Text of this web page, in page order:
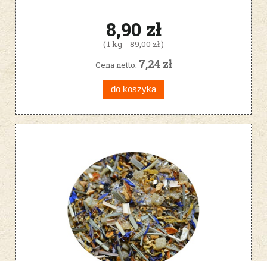
8,90 zł
( 1 kg = 89,00 zł )
Cena netto: 7,24 zł
do koszyka